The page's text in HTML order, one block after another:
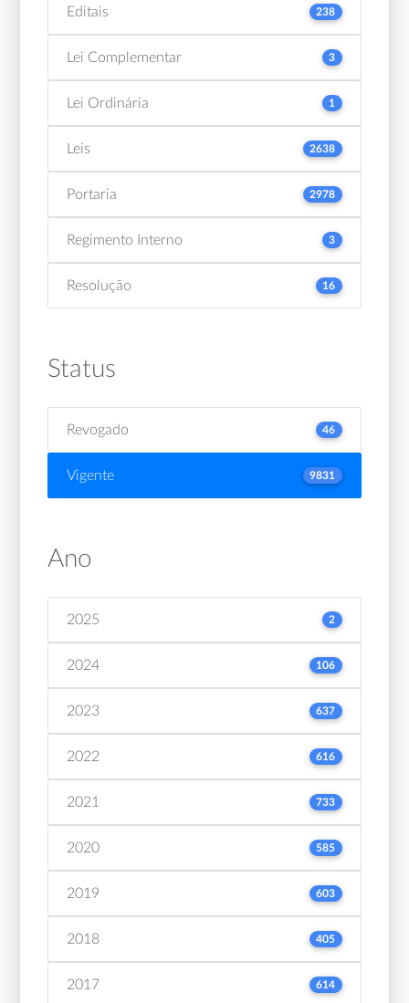
Editais 238
Lei Complementar 3
Lei Ordinária 1
Leis 2638
Portaria 2978
Regimento Interno 3
Resolução 16
Status
Revogado 46
Vigente 9831
Ano
2025 2
2024 106
2023 637
2022 616
2021 733
2020 585
2019 603
2018 405
2017 614